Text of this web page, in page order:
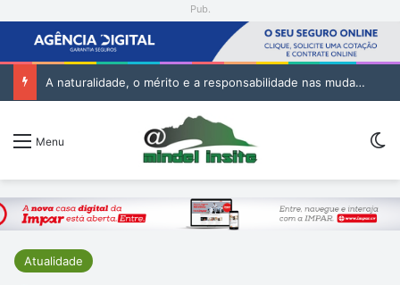
Pub.
A naturalidade, o mérito e a responsabilidade nas mudanças na Administração Pública
Menu
Atualidade